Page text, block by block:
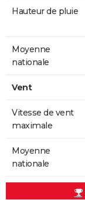
Hauteur de pluie
Moyenne
nationale
Vent
Vitesse de vent
maximale
Moyenne
nationale